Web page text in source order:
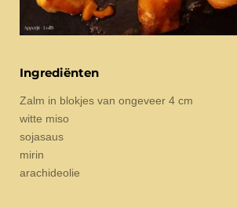
Ingrediënten
Zalm in blokjes van ongeveer 4 cm
witte miso
sojasaus
mirin
arachideolie